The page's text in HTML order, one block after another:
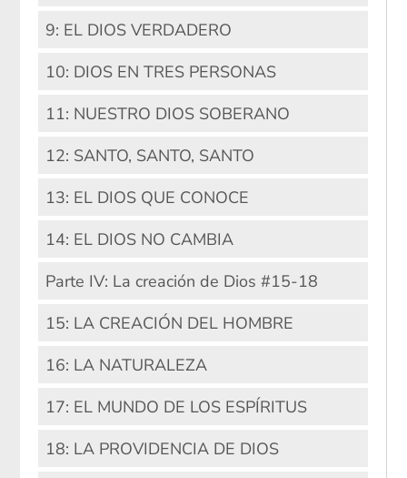
9: EL DIOS VERDADERO
10: DIOS EN TRES PERSONAS
11: NUESTRO DIOS SOBERANO
12: SANTO, SANTO, SANTO
13: EL DIOS QUE CONOCE
14: EL DIOS NO CAMBIA
Parte IV: La creación de Dios #15-18
15: LA CREACIÓN DEL HOMBRE
16: LA NATURALEZA
17: EL MUNDO DE LOS ESPÍRITUS
18: LA PROVIDENCIA DE DIOS